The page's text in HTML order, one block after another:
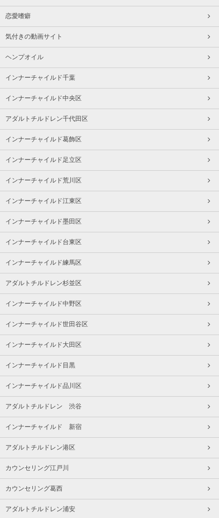
恋愛嗜癖
気付きの動画サイト
ヘンプオイル
インナーチャイルド千葉
インナーチャイルド中央区
アダルトチルドレン千代田区
インナーチャイルド葛飾区
インナーチャイルド足立区
インナーチャイルド荒川区
インナーチャイルド江東区
インナーチャイルド墨田区
インナーチャイルド台東区
インナーチャイルド練馬区
アダルトチルドレン杉並区
インナーチャイルド中野区
インナーチャイルド世田谷区
インナーチャイルド大田区
インナーチャイルド目黒
インナーチャイルド品川区
アダルトチルドレン 渋谷
インナーチャイルド 新宿
アダルトチルドレン港区
カウンセリング江戸川
カウンセリング葛西
アダルトチルドレン浦安